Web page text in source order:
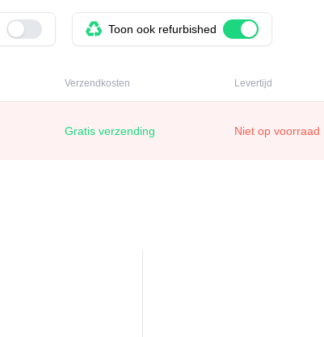
Use setting Toon ook refurbished Use setting
Verzendkosten Levertijd
Gratis verzending Niet op voorraad